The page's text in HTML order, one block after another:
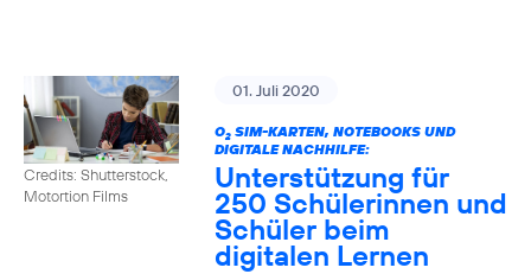
Credits: Shutterstock,
Motortion Films
01. Juli 2020
O2SIM-KARTEN, NOTEBOOKS UND
DIGITALE NACHHILFE:
Unterstützung für
250 Schülerinnen und
Schüler beim
digitalen Lernen